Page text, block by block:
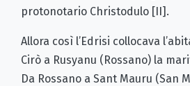
protonotario Christodulo [II].
Allora così l’Edrisi collocava
Cirò a Rusyanu (Rossano) la
Da Rossano a Sant Mauru (San